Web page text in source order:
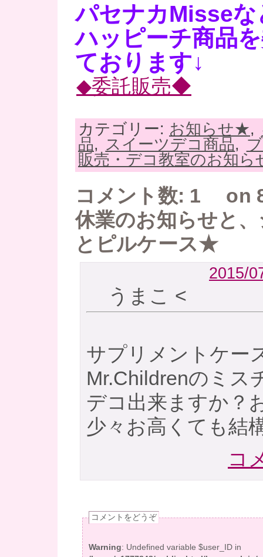
パセナカMisseな
ハッピーチ商品
ております↓
◆委託販売◆
カテゴリー: お知らせ★,
品, スイーツデコ商品,
販売・デコ教室のお知ら
コメント数: 1 on
休業のお知らせと
とピルケース★
2015/
うまこ <
サプリメントケー
Mr.Childrenのミス
デコ出来ますか？
少々お高くても結
コ
コメントをどうぞ
Warning
: Undefined variable $user_ID in